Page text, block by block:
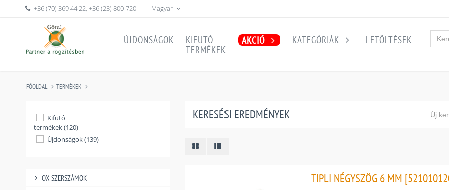
+36 (70) 369 44 22,+36 (23) 800-720 Magyar
ÚJDONSÁGOK
KIFUTÓ
TERMÉKEK
AKCIÓ KATEGÓRIÁK LETÖLTÉSEK
FŐOLDAL TERMÉKEK
Kifutó
termékek (120)
Újdonságok (139)
OX SZERSZÁMOK
KERESÉSI EREDMÉNYEK
TIPLI NÉGYSZÖG 6 MM